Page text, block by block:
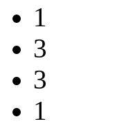
1
3
3
1